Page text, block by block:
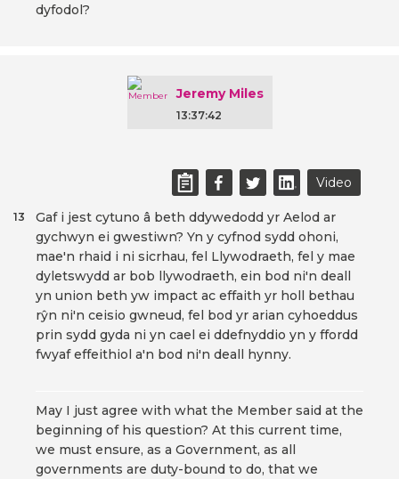
dyfodol?
Jeremy Miles
13:37:42
Video
Gaf i jest cytuno â beth ddywedodd yr Aelod ar
gychwyn ei gwestiwn? Yn y cyfnod sydd ohoni,
mae'n rhaid i ni sicrhau, fel Llywodraeth, fel y mae
dyletswydd ar bob llywodraeth, ein bod ni'n deall
yn union beth yw impact ac effaith yr holl bethau
rŷn ni'n ceisio gwneud, fel bod yr arian cyhoeddus
prin sydd gyda ni yn cael ei ddefnyddio yn y ffordd
fwyaf effeithiol a'n bod ni'n deall hynny.
13
May I just agree with what the Member said at the
beginning of his question? At this current time,
we must ensure, as a Government, as all
governments are duty-bound to do, that we